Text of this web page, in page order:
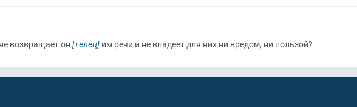
возвращает он [телец] им речи и не владеет для них ни вредом, ни пользой?